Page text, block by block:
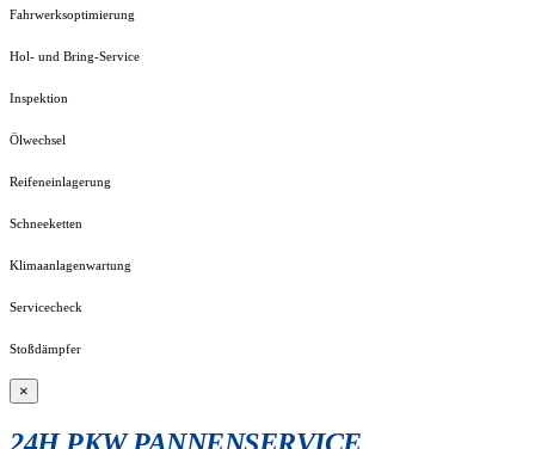
Fahrwerksoptimierung
Hol- und Bring-Service
Inspektion
Ölwechsel
Reifeneinlagerung
Schneeketten
Klimaanlagenwartung
Servicecheck
Stoßdämpfer
×
24H PKW PANNENSERVICE